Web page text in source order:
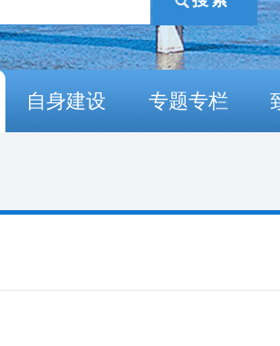
自身建设 专题专栏